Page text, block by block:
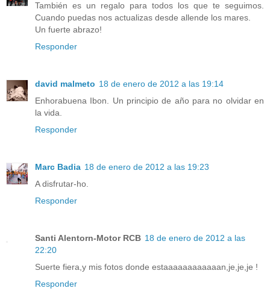
También es un regalo para todos los que te seguimos.
Cuando puedas nos actualizas desde allende los mares.
Un fuerte abrazo!
Responder
david malmeto 18 de enero de 2012 a las 19:14
Enhorabuena Ibon. Un principio de año para no olvidar en
la vida.
Responder
Marc Badia 18 de enero de 2012 a las 19:23
A disfrutar-ho.
Responder
Santi Alentorn-Motor RCB 18 de enero de 2012 a las
22:20
Suerte fiera,y mis fotos donde estaaaaaaaaaaaan,je,je,je !
Responder